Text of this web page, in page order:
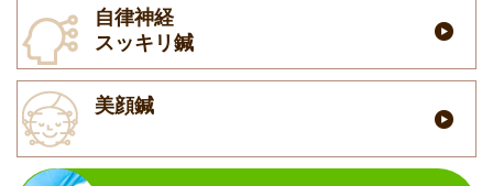
自律神経
スッキリ鍼
美顔鍼